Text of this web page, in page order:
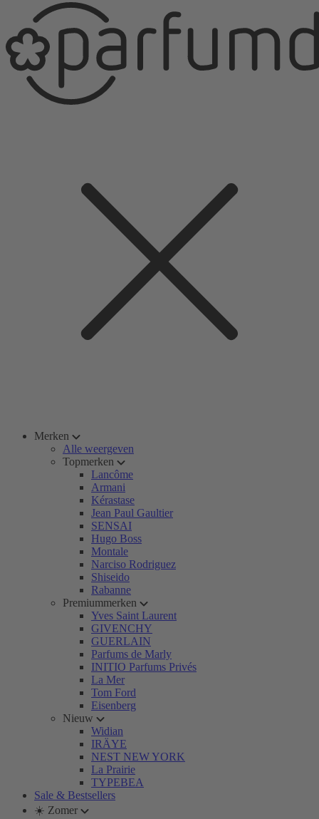
Merken
Alle weergeven
Topmerken
Lancôme
Armani
Kérastase
Jean Paul Gaultier
SENSAI
Hugo Boss
Montale
Narciso Rodriguez
Shiseido
Rabanne
Premiummerken
Yves Saint Laurent
GIVENCHY
GUERLAIN
Parfums de Marly
INITIO Parfums Privés
La Mer
Tom Ford
Eisenberg
Nieuw
Widian
IRÄYE
NEST NEW YORK
La Prairie
TYPEBEA
Sale & Bestsellers
☀️ Zomer